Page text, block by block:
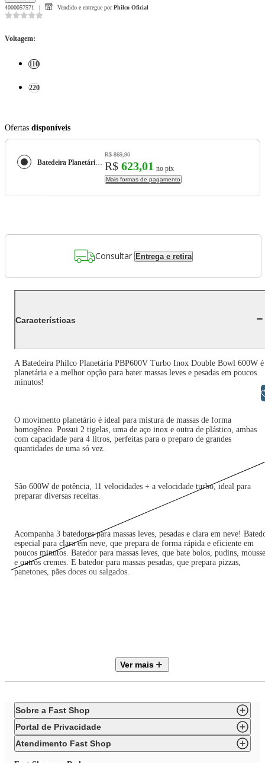
4000057571 Vendido e entregue por Philco Oficial
Voltagem:
110
220
Ofertas disponíveis
Batedeira Planetária Philco PBP600V Turbo Inox Double Bowl 600W
R$ 869,90
R$ 623,01 no pix
Mais formas de pagamento
Consultar Entrega e retira
Características
A Batedeira Philco Planetária PBP600V Turbo Inox Double Bowl 600W é
planetária e a melhor opção para bater massas leves e pesadas em poucos
minutos!
O movimento planetário é ideal para mistura de massas de forma
homogênea. Possui 2 tigelas, uma de aço inox e outra de plástico, ambas
com capacidade para 4 litros, perfeitas para o preparo de grandes
quantidades de uma só vez.
São 600W de potência, 11 velocidades + a velocidade turbo, ideal para
preparar diversas receitas.
Acompanha 3 batedores para massas leves, pesadas e clara em neve!
especial para clara em neve, que prepara de forma rápida e eficiente em
poucos minutos. Batedor para massas leves, que bate bolos, pudins,
e outros cremes. E batedor para massas pesadas, que prepara pizzas,
panetones, pães doces ou salgados.
• Tigela em inox com capacidade para 4L
• 3 batedores para: massas leves, massas pesadas e cremes e claras em neve
• Botão de acionamento para levantamento do corpo do produto
Ver mais
Sobre a Fast Shop
Portal de Privacidade
Atendimento Fast Shop